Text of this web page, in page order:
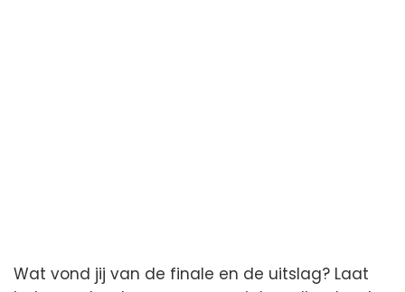
Wat vond jij van de finale en de uitslag? Laat